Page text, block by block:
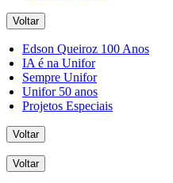
Voltar
Edson Queiroz 100 Anos
IA é na Unifor
Sempre Unifor
Unifor 50 anos
Projetos Especiais
Voltar
Voltar